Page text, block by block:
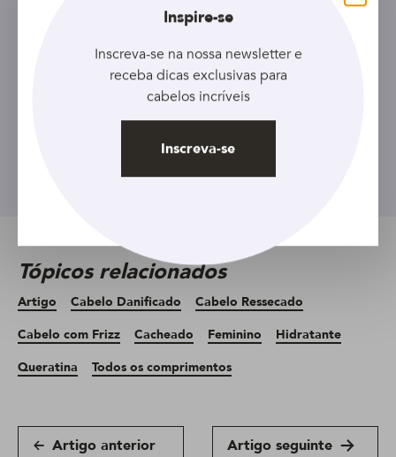
Cadastre seu e-mail e receba as
últimas novidades, além de
descontos exclusivos!
Inscreva-se
Tópicos relacionados
Artigo Cabelo Danificado
Cabelo Ressecado
Cabelo com Frizz
Cacheado Feminino
Hidratante
Queratina
Todos os comprimentos
Artigo anterior Artigo seguinte
Fechar
Inspire-se
Inscreva-se na nossa newsletter e
receba dicas exclusivas para
cabelos incríveis
Inscreva-se